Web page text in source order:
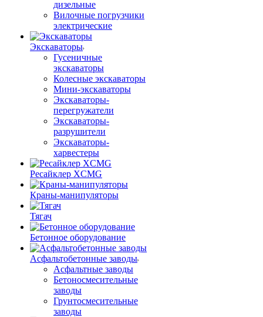
дизельные
Вилочные погрузчики
электрические
Экскаваторы
Гусеничные
экскаваторы
Колесные экскаваторы
Мини-экскаваторы
Экскаваторы-
перегружатели
Экскаваторы-
разрушители
Экскаваторы-
харвестеры
Ресайклер XCMG
Краны-манипуляторы
Тягач
Бетонное оборудование
Асфальтобетонные заводы
Асфальтные заводы
Бетоносмесительные
заводы
Грунтосмесительные
заводы